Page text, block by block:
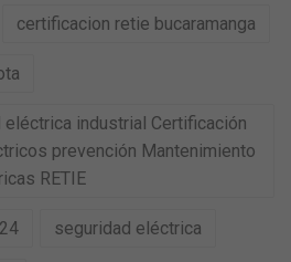
certificacion retie bucaramanga
eléctrica industrial Certificación
prevención Mantenimiento
RETIE
seguridad eléctrica